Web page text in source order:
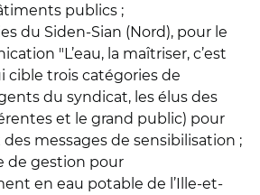
publics ;
du Siden-Sian (Nord), pour le
"L’eau, la maîtriser, c’est
cible trois catégories de
du syndicat, les élus des
et le grand public) pour
messages de sensibilisation ;
de gestion pour
en eau potable de l’Ille-et-